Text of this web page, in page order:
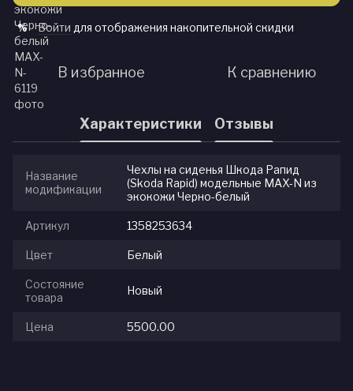
% Войти для отображения накопительной скидки
В избранное К сравнению
Характеристики Отзывы
Название
модификации
Чехлы на сиденья Шкода Рапид
(Skoda Rapid) модельные MAX-N из
экокожи Черно-белый
Артикул 1358253634
Цвет Белый
Состояние
товара
Новый
Цена 5500.00